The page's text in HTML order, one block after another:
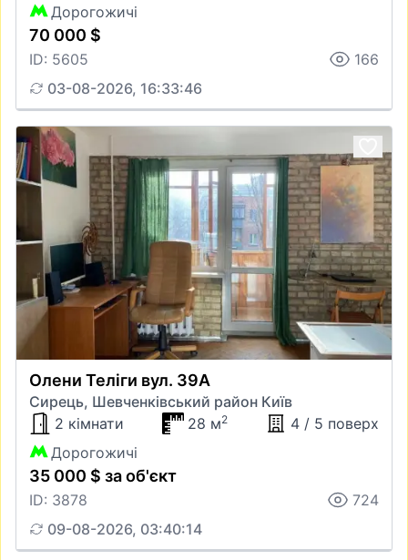
Дорогожичі
70 000 $
ID: 5605
166
03-08-2026, 16:33:46
Олени Теліги вул. 39А
Сирець, Шевченківський район Київ
2 кімнати
28 м2
4 / 5 поверх
Дорогожичі
35 000 $ за об'єкт
ID: 3878
724
09-08-2026, 03:40:14